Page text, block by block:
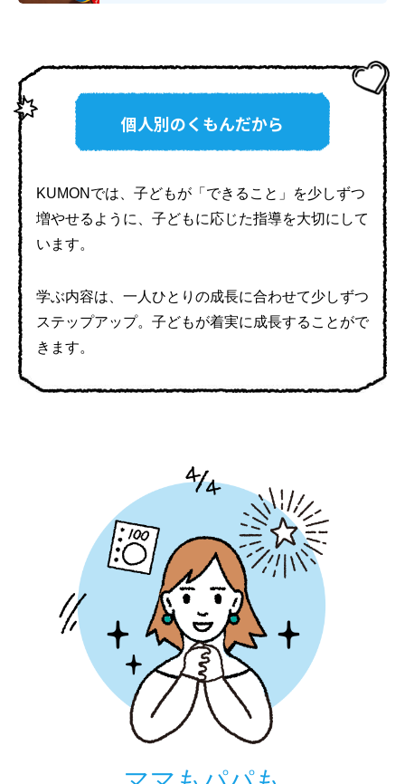
個人別のくもんだから
KUMONでは、子どもが「できること」を少しずつ
増やせるように、 子どもに応じた指導を大切にして
います。
学ぶ内容は、一人ひとりの成長に合わせて少しずつ
ステップアップ。 子どもが着実に成長することがで
きます。